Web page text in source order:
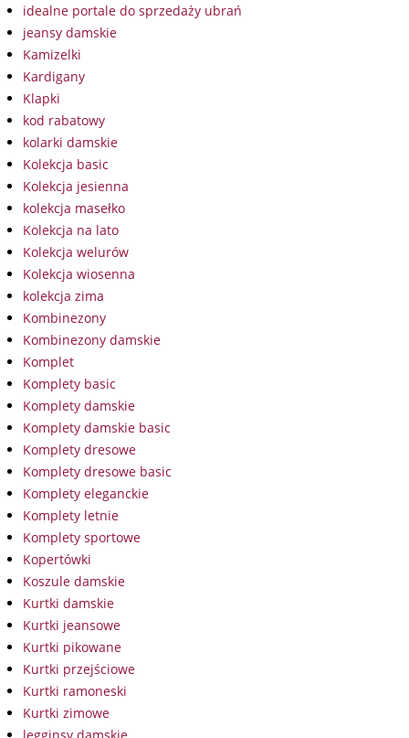
idealne portale do sprzedaży ubrań
jeansy damskie
Kamizelki
Kardigany
Klapki
kod rabatowy
kolarki damskie
Kolekcja basic
Kolekcja jesienna
kolekcja masełko
Kolekcja na lato
Kolekcja welurów
Kolekcja wiosenna
kolekcja zima
Kombinezony
Kombinezony damskie
Komplet
Komplety basic
Komplety damskie
Komplety damskie basic
Komplety dresowe
Komplety dresowe basic
Komplety eleganckie
Komplety letnie
Komplety sportowe
Kopertówki
Koszule damskie
Kurtki damskie
Kurtki jeansowe
Kurtki pikowane
Kurtki przejściowe
Kurtki ramoneski
Kurtki zimowe